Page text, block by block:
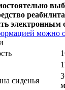
электронным
можно
сиденья